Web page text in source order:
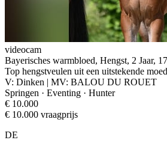
videocam
Bayerisches warmbloed, Hengst, 2 Jaar,
Top hengstveulen uit een uitstekende
V: Dinken | MV: BALOU DU ROUET
Springen · Eventing · Hunter
€ 10.000
€ 10.000 vraagprijs
DE